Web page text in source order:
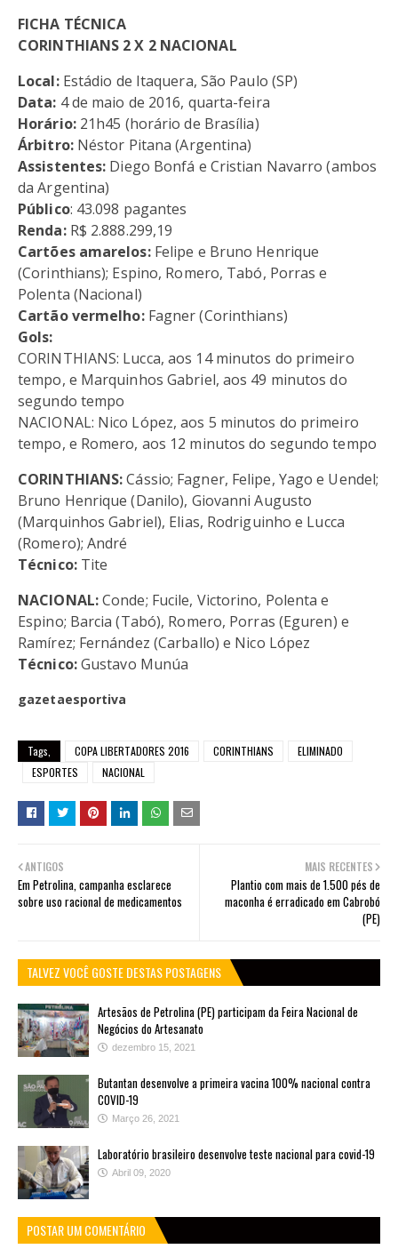
FICHA TÉCNICA
CORINTHIANS 2 X 2 NACIONAL
Local:Estádio de Itaquera, São Paulo (SP)
Data: 4 de maio de 2016, quarta-feira
Horário:21h45 (horário de Brasília)
Árbitro:Néstor Pitana (Argentina)
Assistentes: Diego Bonfá e Cristian Navarro (ambos
da Argentina)
Público: 43.098 pagantes
Renda:R$ 2.888.299,19
Cartões amarelos:Felipe e Bruno Henrique
(Corinthians); Espino, Romero, Tabó, Porras e
Polenta (Nacional)
Cartão vermelho:Fagner (Corinthians)
Gols:
CORINTHIANS: Lucca, aos 14 minutos do primeiro
tempo, e Marquinhos Gabriel, aos 49 minutos do
segundo tempo
NACIONAL: Nico López, aos 5 minutos do primeiro
tempo, e Romero, aos 12 minutos do segundo tempo
CORINTHIANS:Cássio; Fagner, Felipe, Yago e Uendel;
Bruno Henrique (Danilo), Giovanni Augusto
(Marquinhos Gabriel), Elias, Rodriguinho e Lucca
(Romero); André
Técnico:Tite
NACIONAL:Conde; Fucile, Victorino, Polenta e
Espino; Barcia (Tabó), Romero, Porras (Eguren) e
Ramírez; Fernández (Carballo) e Nico López
Técnico:Gustavo Munúa
gazetaesportiva
Tags, COPA LIBERTADORES 2016 CORINTHIANS
ELIMINADO
ESPORTES
NACIONAL
MAIS RECENTES
Plantio com mais de 1.500 pés de
maconha é erradicado em Cabrobó
(PE)
ANTIGOS
Em Petrolina, campanha esclarece
sobre uso racional de medicamentos
TALVEZ VOCÊ GOSTE DESTAS POSTAGENS
Artesãos de Petrolina (PE) participam da Feira Nacional de
Negócios do Artesanato
dezembro 15, 2021
Butantan desenvolve a primeira vacina 100% nacional contra
COVID-19
Março 26, 2021
Laboratório brasileiro desenvolve teste nacional para covid-19
Abril 09, 2020
POSTAR UM COMENTÁRIO